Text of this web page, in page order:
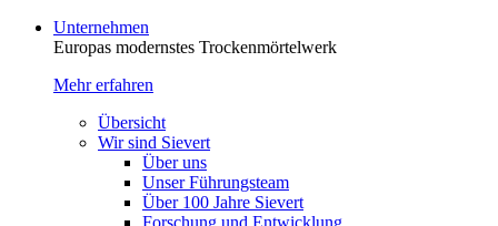
Unternehmen
Europas modernstes Trocken­mörtelwerk
Mehr erfahren
Übersicht
Wir sind Sievert
Über uns
Unser Führungsteam
Über 100 Jahre Sievert
Forschung und Entwicklung